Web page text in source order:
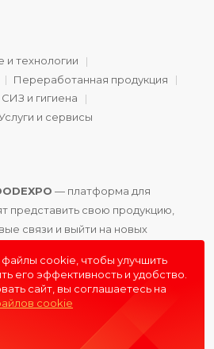
и технологии
Переработанная продукция
СИЗ и гигиена
и сервисы
— платформа для
представить свою продукцию,
связи и выйти на новых
- первая пищевая онлайн-
cookie, чтобы улучшить
его эффективность и удобство.
сайт, вы соглашаетесь на
cookie